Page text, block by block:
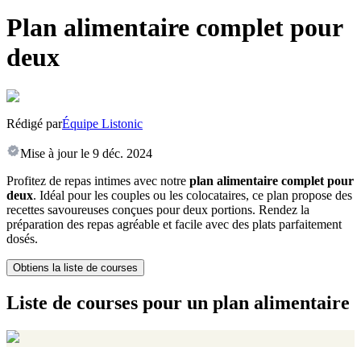
Plan alimentaire complet pour
deux
Rédigé parÉquipe Listonic
Mise à jour le 9 déc. 2024
Profitez de repas intimes avec notre plan alimentaire complet pour
deux. Idéal pour les couples ou les colocataires, ce plan propose des
recettes savoureuses conçues pour deux portions. Rendez la
préparation des repas agréable et facile avec des plats parfaitement
dosés.
Obtiens la liste de courses
Liste de courses pour un plan alimentaire